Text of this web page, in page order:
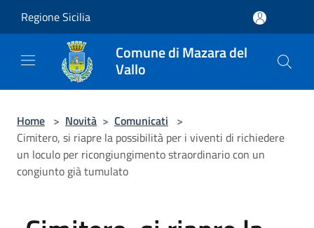
Regione Sicilia
Comune di Mazara del
Vallo
Home > Novità > Comunicati >
Cimitero, si riapre la possibilità per i viventi di richiedere
un loculo per ricongiungimento straordinario con un
congiunto già tumulato